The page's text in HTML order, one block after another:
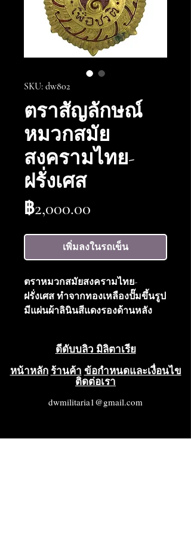
SKU: dw802
ตราสัญลักษณ์
หมวกสมัย
สงครามไทย-
ฝรั่งเศส
฿2,000.00
เพิ่มลงในรถเข็น
ตราหมวกสมัยสงครามไทย-
ฝรั่งเศส ทำจากทองเหลืองปั๊มขึ้นรูป
มีแผ่นผ้าลินินสีแดงรองด้านหลัง
ดีดับบลิว มิลิตาเรีย
หน้าหลัก ร้านค้า ข้อกำหนดและเงื่อนไข
ติดต่อเรา
dwmilitaria1@gmail.com